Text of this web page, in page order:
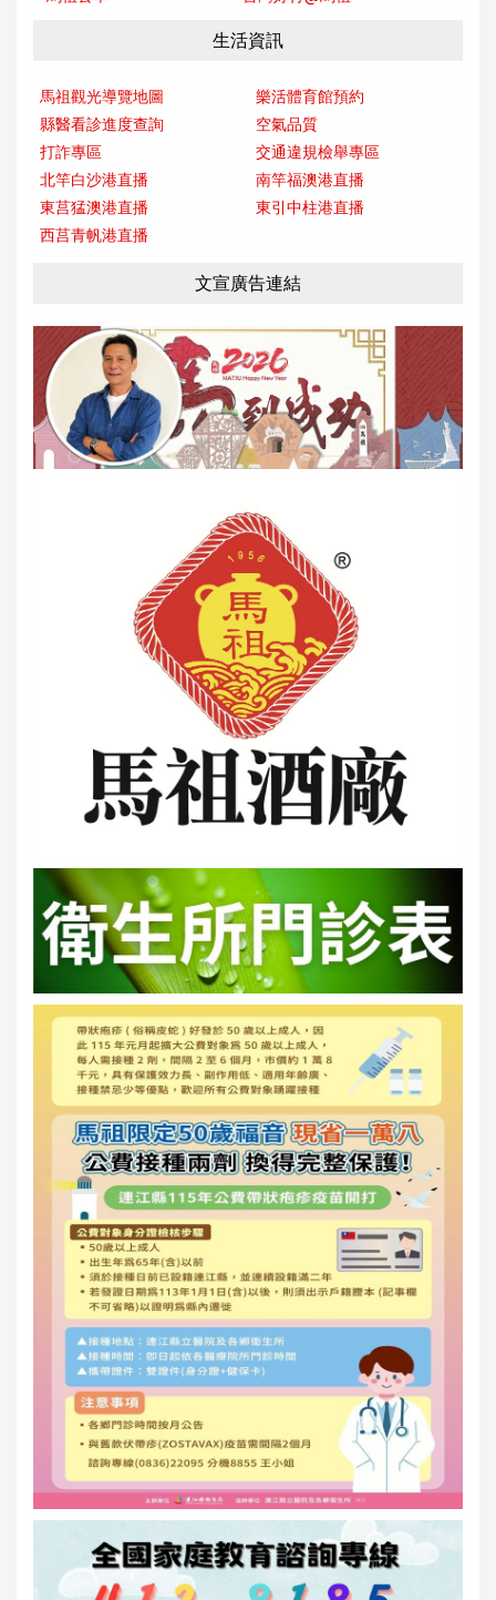
生活資訊
馬祖觀光導覽地圖
樂活體育館預約
縣醫看診進度查詢
空氣品質
打詐專區
交通違規檢舉專區
北竿白沙港直播
南竿福澳港直播
東莒猛澳港直播
東引中柱港直播
西莒青帆港直播
文宣廣告連結